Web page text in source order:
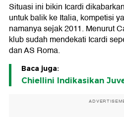
Situasi ini bikin Icardi
untuk balik ke Italia, kompetisi
namanya sejak 2011. Menurut
klub sudah mendekati Icardi
dan AS Roma.
Baca juga:
Chiellini Indikasikan